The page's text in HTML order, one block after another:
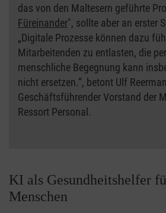
das von den Maltesern geführte
Füreinander", sollte aber an erster
„Digitale Prozesse können dazu
Mitarbeitenden zu entlasten, die
menschliche Begegnung kann
nicht ersetzen.“, betont Ulf
Geschäftsführender Vorstand der
Ressort Personal.
KI als Gesundheitshelfer
Menschen